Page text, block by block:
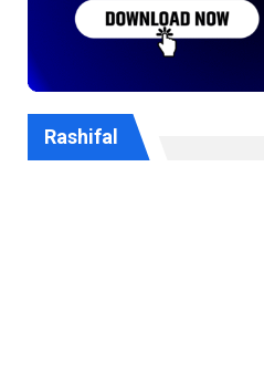
Rashifal